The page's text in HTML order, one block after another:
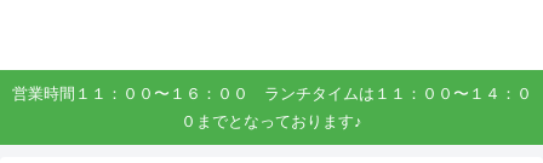
営業時間１１：００〜１６：００ ランチタイムは１１：００〜１４：０
０までとなっております♪